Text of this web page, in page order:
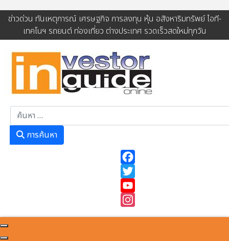
ข่าวด่วน ทันเหตุการณ์ เศรษฐกิจ การลงทุน หุ้น อสังหาริมทรัพย์ ไอที-
เทคโนฯ รถยนต์ ท่องเที่ยว ต่างประเทศ รวดเร็วสดใหม่ทุกวัน
การค้นหา
Instagram